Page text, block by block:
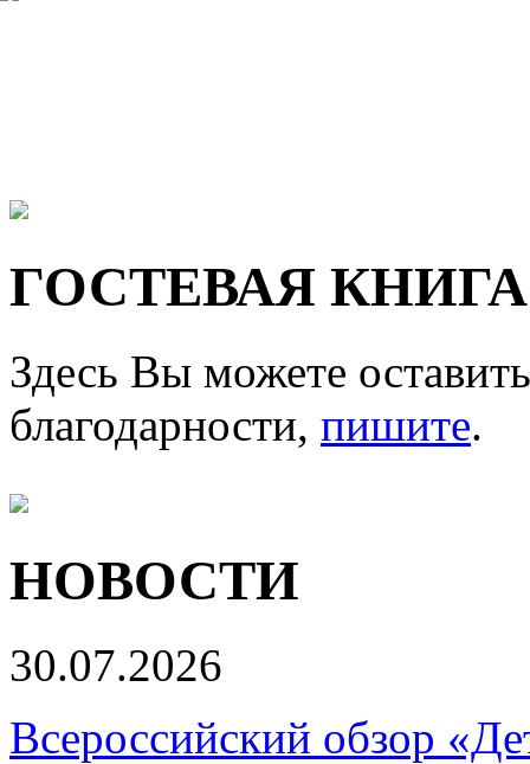
ГОСТЕВАЯ КНИГА
Здесь Вы можете
благодарности, пишите.
НОВОСТИ
30.07.2026
Всероссийский обзор